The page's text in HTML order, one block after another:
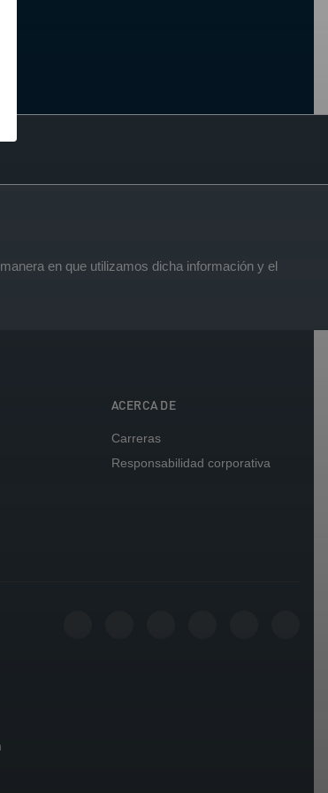
en que utilizamos dicha información y el
ACERCA DE
Carreras
Responsabilidad corporativa